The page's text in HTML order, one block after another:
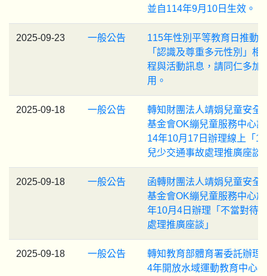
並自114年9月10日生效。
2025-09-23 一般公告
115年性別平等教育日推動
「認識及尊重多元性別」相
程與活動訊息，請同仁多加
用。
2025-09-18 一般公告
轉知財團法人靖娟兒童安全
基金會OK繃兒童服務中心
14年10月17日辦理線上「
兒少交通事故處理推廣座談
2025-09-18 一般公告
函轉財團法人靖娟兒童安全
基金會OK繃兒童服務中心
年10月4日辦理「不當對待
處理推廣座談」
2025-09-18 一般公告
轉知教育部體育署委託辦理
4年開放水域運動教育中心-